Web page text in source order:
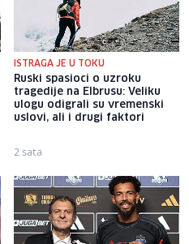
ISTRAGA JE U TOKU
Ruski spasioci o uzroku
tragedije na Elbrusu: Veliku
ulogu odigrali su vremenski
uslovi, ali i drugi faktori
2 sata